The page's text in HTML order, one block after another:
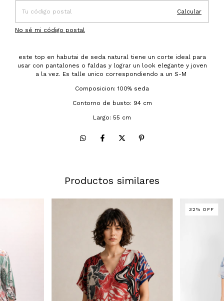
Calcular
No sé mi código postal
este top en habutai de seda natural tiene un corte ideal para
usar con pantalones o faldas y lograr un look elegante y joven
a la vez. Es talle unico correspondiendo a un S-M
Composicion: 100% seda
Contorno de busto: 94 cm
Largo: 55 cm
Productos similares
32% OFF